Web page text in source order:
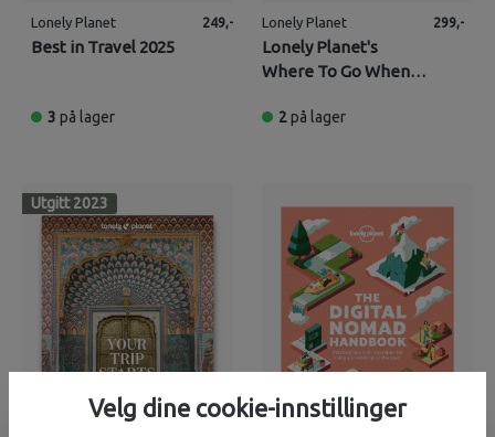
Lonely Planet
Best in Travel 2025
249,-
3 på lager
Lonely Planet
Lonely Planet's
Where To Go When
299,-
2på lager
Utgitt 2023
Velg dine cookie-innstillinger